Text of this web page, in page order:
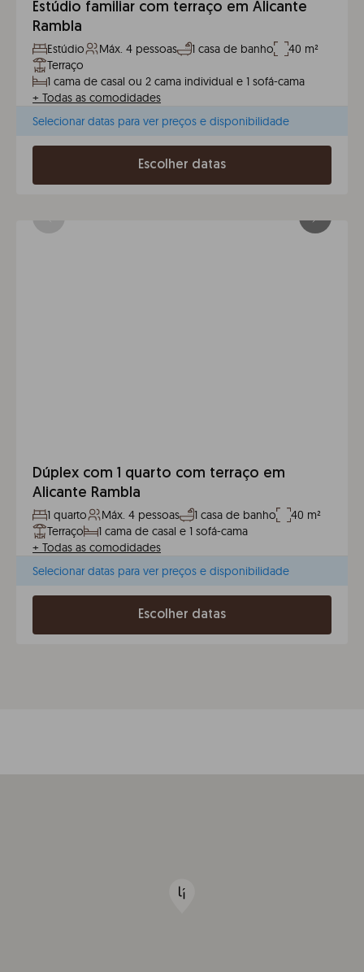
Estúdio familiar com terraço em Alicante
Rambla
Estúdio Máx. 4 pessoas 1 casa de banho
40 m²
Terraço
1 cama de casal ou 2 cama individual e 1 sofá-cama
+ Todas as comodidades
Selecionar datas para ver preços e disponibilidade
Escolher datas
Dúplex com 1 quarto com terraço em
Alicante Rambla
1 quarto Máx. 4 pessoas 1 casa de banho
40 m²
Terraço
1 cama de casal e 1 sofá-cama
+ Todas as comodidades
Selecionar datas para ver preços e disponibilidade
Escolher datas